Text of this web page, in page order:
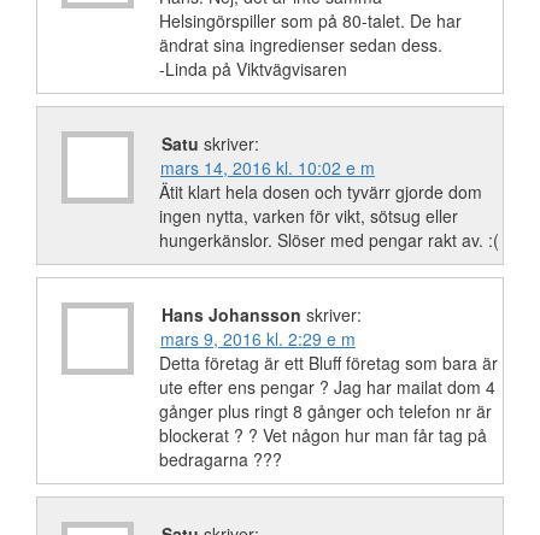
Helsingörspiller som på 80-talet. De har
ändrat sina ingredienser sedan dess.
-Linda på Viktvägvisaren
Satu skriver:
mars 14, 2016 kl. 10:02 e m
Ätit klart hela dosen och tyvärr gjorde dom
ingen nytta, varken för vikt, sötsug eller
hungerkänslor. Slöser med pengar rakt av. :(
Hans Johansson skriver:
mars 9, 2016 kl. 2:29 e m
Detta företag är ett Bluff företag som bara är
ute efter ens pengar ? Jag har mailat dom 4
gånger plus ringt 8 gånger och telefon nr är
blockerat ? ? Vet någon hur man får tag på
bedragarna ???